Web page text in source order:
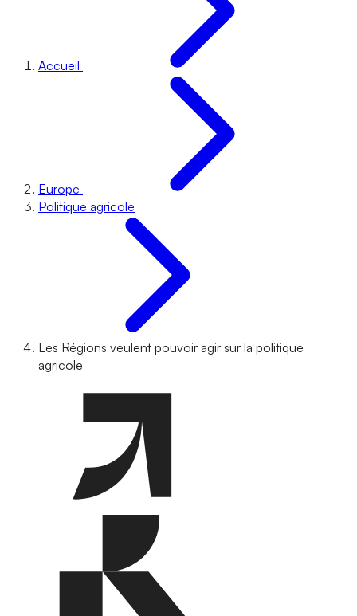
Accueil
Europe
Politique agricole
Les Régions veulent pouvoir agir sur la politique
agricole